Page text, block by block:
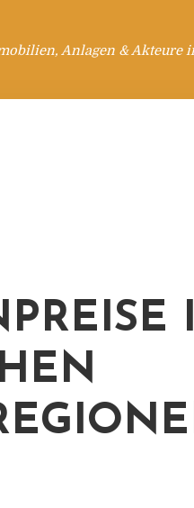
Anlagen & Akteure